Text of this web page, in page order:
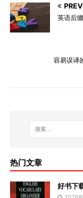
英语后
容易误译
热门文章
好书下